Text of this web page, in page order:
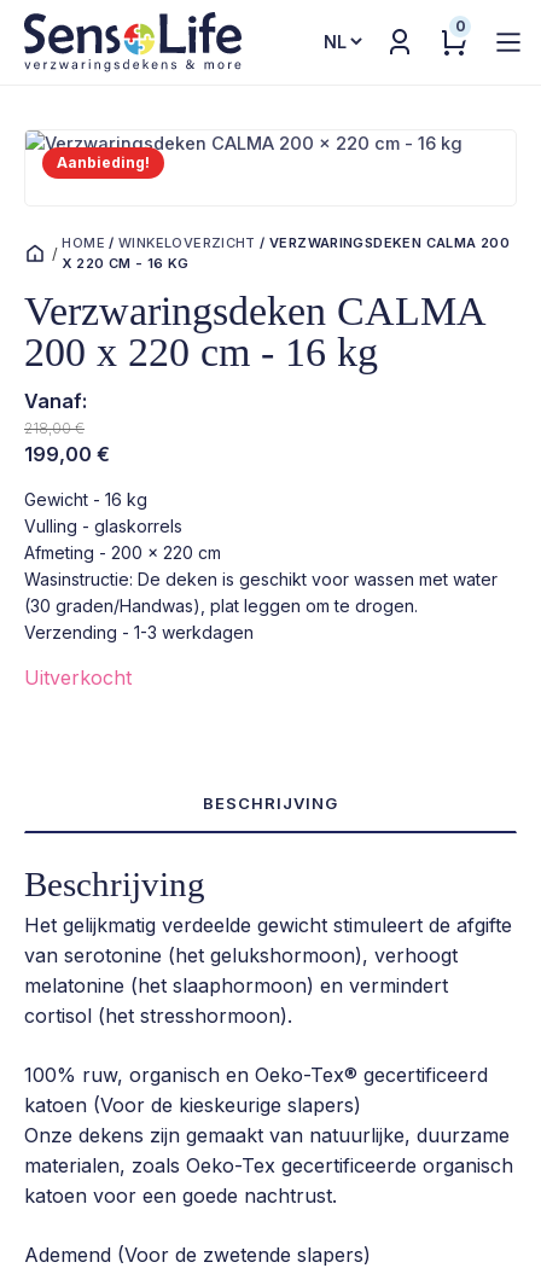
Kies
0
Aanbieding!
/
HOME /WINKELOVERZICHT /VERZWARINGSDEKEN CALMA 200
X 220 CM - 16 KG
Verzwaringsdeken CALMA
200 x 220 cm - 16 kg
Vanaf:
218,00€
Oorspronkelijke
was:
218,00 €.
199,00 €
is:
199,00 €.
Gewicht - 16 kg
Vulling - glaskorrels
Afmeting - 200 x 220 cm
Wasinstructie: De deken is geschikt voor wassen met water
(30 graden/Handwas), plat leggen om te drogen.
Verzending - 1-3 werkdagen
Uitverkocht
BESCHRIJVING
Beschrijving
Het gelijkmatig verdeelde gewicht stimuleert de afgifte
van serotonine (het gelukshormoon), verhoogt
melatonine (het slaaphormoon) en vermindert
cortisol (het stresshormoon).
100% ruw, organisch en Oeko-Tex® gecertificeerd
katoen (Voor de kieskeurige slapers)
Onze dekens zijn gemaakt van natuurlijke, duurzame
materialen, zoals Oeko-Tex gecertificeerde organisch
katoen voor een goede nachtrust.
Ademend (Voor de zwetende slapers)